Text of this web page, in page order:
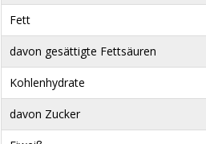
Fett
davon gesättigte Fettsäuren
Kohlenhydrate
davon Zucker